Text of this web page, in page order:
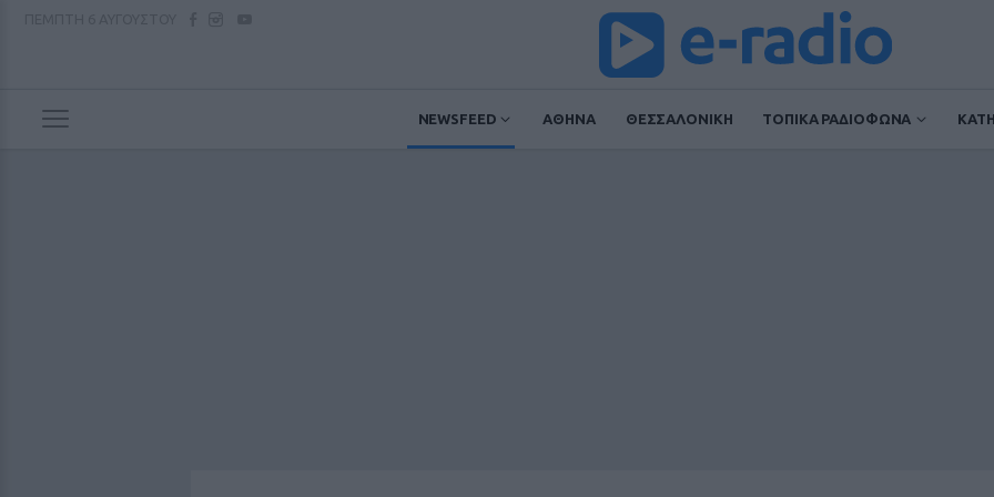
NEWSFEED ΑΘΗΝΑ ΘΕΣΣΑΛΟΝΙΚΗ ΤΟΠΙΚΑ ΡΑΔΙΟΦΩΝΑ